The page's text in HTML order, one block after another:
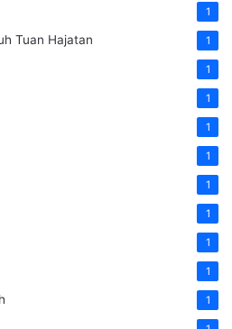
1
Tuan Hajatan 1
1
1
1
1
1
1
1
1
1